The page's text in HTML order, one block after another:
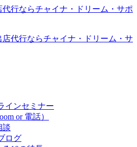
⾏ならチャイナ・ドリーム・サポ
代行ならチャイナ・ドリーム・サ
インセミナー
or 電話）
談
ログ